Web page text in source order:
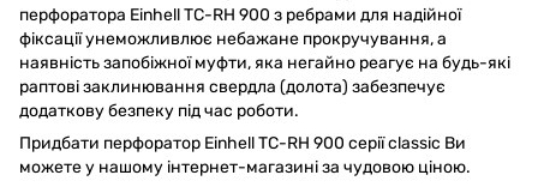
перфоратора Einhell TC-RH 900 з ребрами для надійної
фіксації унеможливлює небажане прокручування, а
наявність запобіжної муфти, яка негайно реагує на будь-які
раптові заклинювання свердла (долота) забезпечує
додаткову безпеку під час роботи.
Придбати перфоратор Einhell TC-RH 900 серії classic Ви
можете у нашому інтернет-магазині за чудовою ціною.